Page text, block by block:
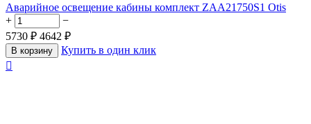
Аварийное освещение кабины комплект ZAA21750S1 Otis
+
−
5730 ₽ 4642 ₽
В корзину
Купить в один клик
